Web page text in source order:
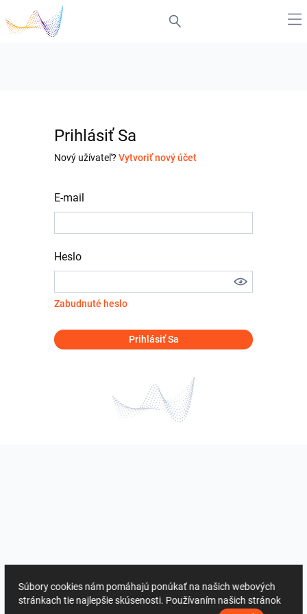
Prihlásiť Sa
Nový užívateľ? Vytvoriť nový účet
E-mail
Heslo
Zabudnuté heslo
Prihlásiť Sa
Súbory cookies nám pomáhajú ponúkať na našich webových
stránkach tie najlepšie skúsenosti. Používaním našich stránok